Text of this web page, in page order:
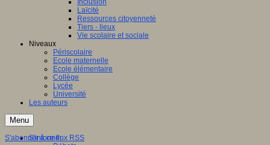
Inclusion
Laïcité
Ressources citoyenneté
Tiers - lieux
Vie scolaire et sociale
Niveaux
Périscolaire
Ecole maternelle
Ecole élémentaire
Collège
Lycée
Université
Les auteurs
Menu
S'informer
S'abonner à ce flux RSS